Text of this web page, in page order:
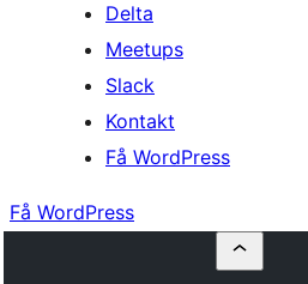
Delta
Meetups
Slack
Kontakt
Få WordPress
Få WordPress